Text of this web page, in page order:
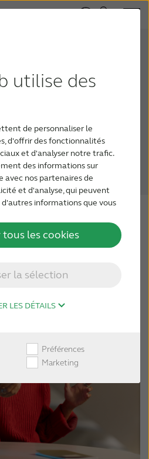
utilise des
de personnaliser le
d'offrir des fonctionnalités
et d'analyser notre trafic.
des informations sur
nos partenaires de
et d'analyse, qui peuvent
informations que vous
la sélection
les cookies
LES DÉTAILS
Préférences
Marketing
appareil
avec vos
vous permettent de
à partir de votre
de personnaliser votre